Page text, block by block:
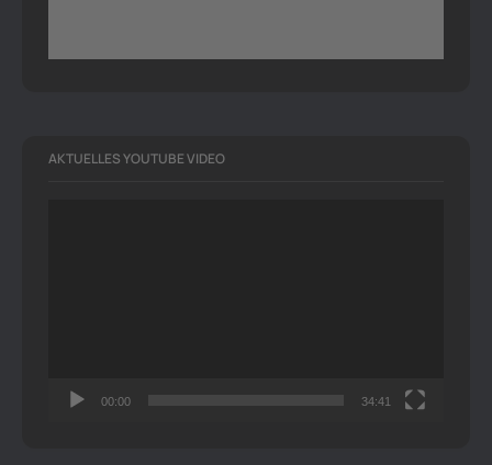
AKTUELLES YOUTUBE VIDEO
00:00 34:41